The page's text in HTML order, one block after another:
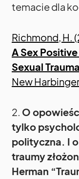
temacie dla
Richmond, H.
A Sex
Sexual
New
2. O
tylko
polityczna. I
traumy
Herman